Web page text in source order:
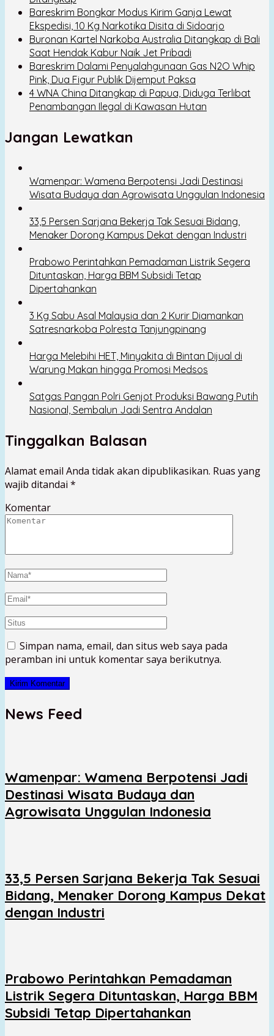
Bareskrim Bongkar Modus Kirim Ganja Lewat
Ekspedisi, 10 Kg Narkotika Disita di Sidoarjo
Buronan Kartel Narkoba Australia Ditangkap di Bali
Saat Hendak Kabur Naik Jet Pribadi
Bareskrim Dalami Penyalahgunaan Gas N2O Whip
Pink, Dua Figur Publik Dijemput Paksa
4 WNA China Ditangkap di Papua, Diduga Terlibat
Penambangan Ilegal di Kawasan Hutan
Jangan Lewatkan
Wamenpar: Wamena Berpotensi Jadi Destinasi
Wisata Budaya dan Agrowisata Unggulan Indonesia
33,5 Persen Sarjana Bekerja Tak Sesuai Bidang,
Menaker Dorong Kampus Dekat dengan Industri
Prabowo Perintahkan Pemadaman Listrik Segera
Dituntaskan, Harga BBM Subsidi Tetap
Dipertahankan
3 Kg Sabu Asal Malaysia dan 2 Kurir Diamankan
Satresnarkoba Polresta Tanjungpinang
Harga Melebihi HET, Minyakita di Bintan Dijual di
Warung Makan hingga Promosi Medsos
Satgas Pangan Polri Genjot Produksi Bawang Putih
Nasional, Sembalun Jadi Sentra Andalan
Tinggalkan Balasan
Alamat email Anda tidak akan dipublikasikan. Ruas yang
wajib ditandai *
Komentar
Simpan nama, email, dan situs web saya pada
peramban ini untuk komentar saya berikutnya.
News Feed
Wamenpar: Wamena Berpotensi Jadi
Destinasi Wisata Budaya dan
Agrowisata Unggulan Indonesia
33,5 Persen Sarjana Bekerja Tak Sesuai
Bidang, Menaker Dorong Kampus Dekat
dengan Industri
Prabowo Perintahkan Pemadaman
Listrik Segera Dituntaskan, Harga BBM
Subsidi Tetap Dipertahankan